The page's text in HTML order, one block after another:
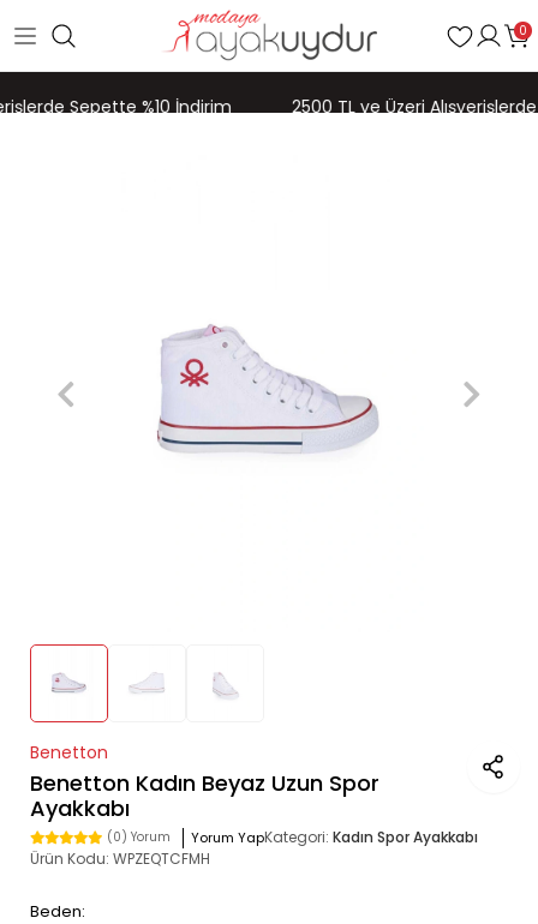
Sepette %10 İndirim 2500 TL ve Üzeri
0
Benetton
Benetton Kadın Beyaz Uzun Spor
Ayakkabı
(0) Yorum Yorum YapKategori: Kadın Spor Ayakkabı
Ürün Kodu: WPZEQTCFMH
Beden: